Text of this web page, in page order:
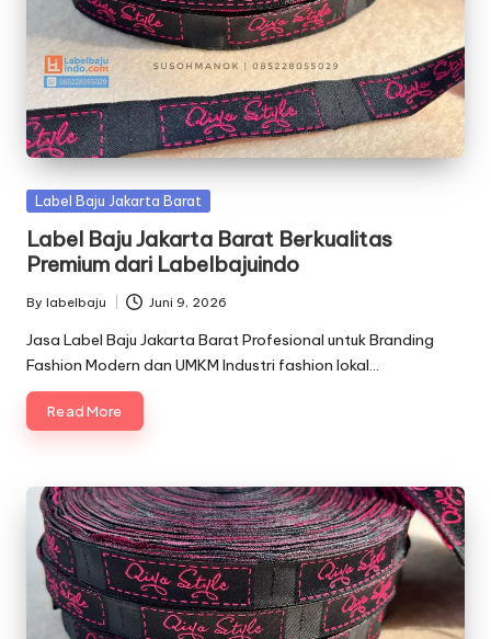
Posted
Label Baju Jakarta Barat
Label Baju Jakarta Barat Berkualitas
Premium dari Labelbajuindo
Posted
by
By labelbaju Juni 9, 2026
Jasa Label Baju Jakarta Barat Profesional untuk Branding
Fashion Modern dan UMKM Industri fashion lokal…
Read More